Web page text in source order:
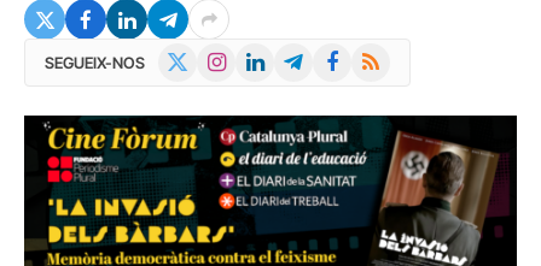
SEGUEIX-NOS InstagramLinkedInTelegramFacebook
RSS